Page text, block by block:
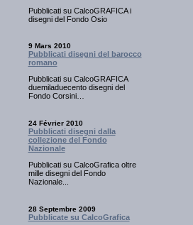
Pubblicati su CalcoGRAFICA i
disegni del Fondo Osio
9 Mars 2010
Pubblicati disegni del barocco
romano
Pubblicati su CalcoGRAFICA
duemiladuecento disegni del
Fondo Corsini…
24 Février 2010
Pubblicati disegni dalla
collezione del Fondo
Nazionale
Pubblicati su CalcoGrafica oltre
mille disegni del Fondo
Nazionale...
28 Septembre 2009
Pubblicate su CalcoGrafica